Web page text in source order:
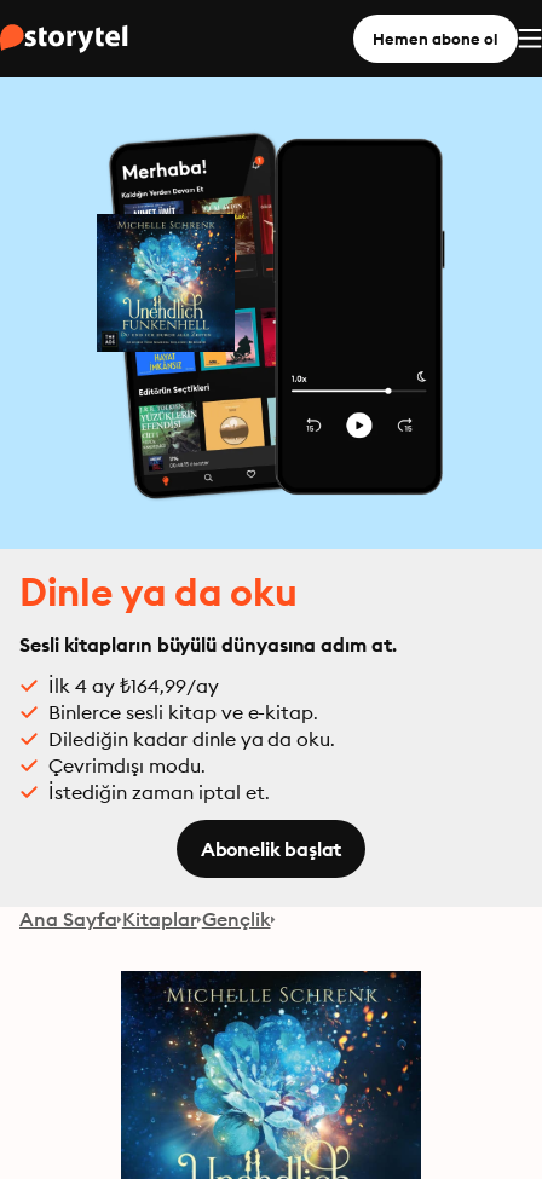
Hemen abone ol
Dinle ya da oku
Sesli kitapların büyülü dünyasına adım at.
İlk 4 ay ₺164,99/ay
Binlerce sesli kitap ve e-kitap.
Dilediğin kadar dinle ya da oku.
Çevrimdışı modu.
İstediğin zaman iptal et.
Abonelik başlat
Ana Sayfa Kitaplar Gençlik